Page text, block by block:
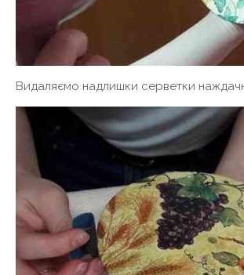
Видаляємо надлишки серветки